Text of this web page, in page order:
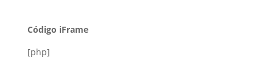
Código iFrame
[php]